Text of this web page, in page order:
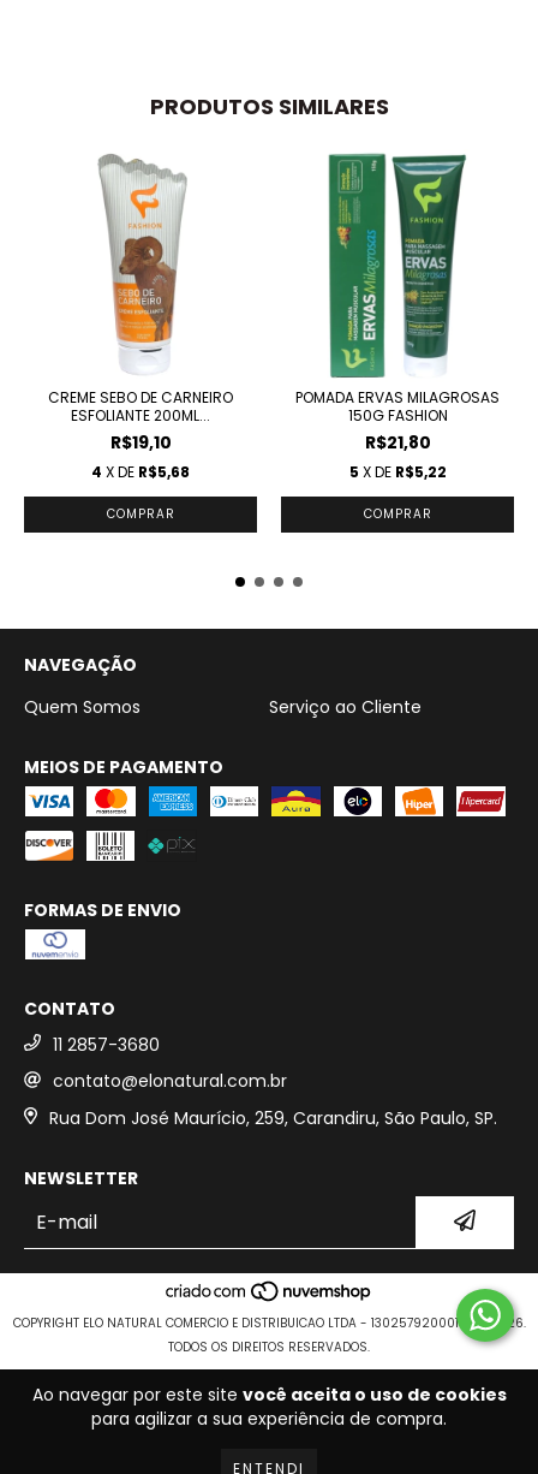
Ao navegar por este site você aceita o uso de cookies
para agilizar a sua experiência de compra.
ENTENDI
PRODUTOS SIMILARES
CREME SEBO DE CARNEIRO
ESFOLIANTE 200ML...
R$19,10
4 X DE R$5,68
POMADA ERVAS MILAGROSAS
150G FASHION
R$21,80
5 X DE R$5,22
NAVEGAÇÃO
Quem Somos
Serviço ao Cliente
MEIOS DE PAGAMENTO
FORMAS DE ENVIO
CONTATO
11 2857-3680
contato@elonatural.com.br
Rua Dom José Maurício, 259, Carandiru, São Paulo, SP.
NEWSLETTER
COPYRIGHT ELO NATURAL COMERCIO E DISTRIBUICAO LTDA - 13025792000109 - 2026.
TODOS OS DIREITOS RESERVADOS.